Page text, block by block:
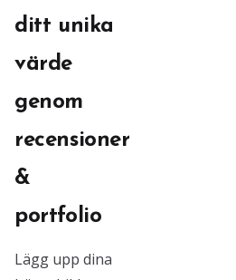
ditt unika
värde
genom
recensioner
&
portfolio
Lägg upp dina